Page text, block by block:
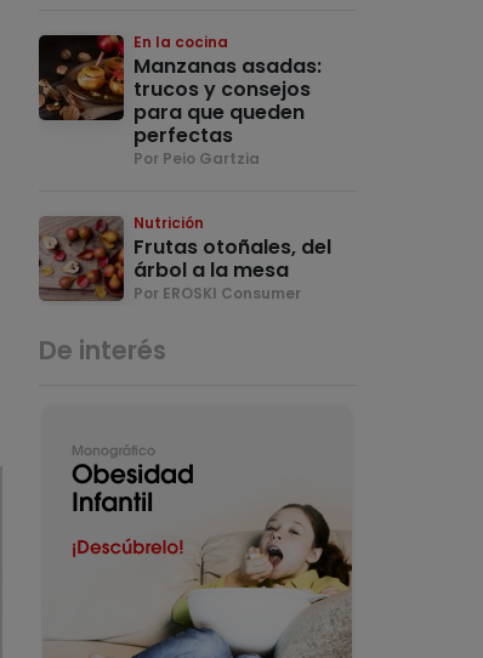
En la cocina
Manzanas asadas:
trucos y consejos
para que queden
perfectas
Por Peio Gartzia
Nutrición
Frutas otoñales, del
árbol a la mesa
Por EROSKI Consumer
De interés